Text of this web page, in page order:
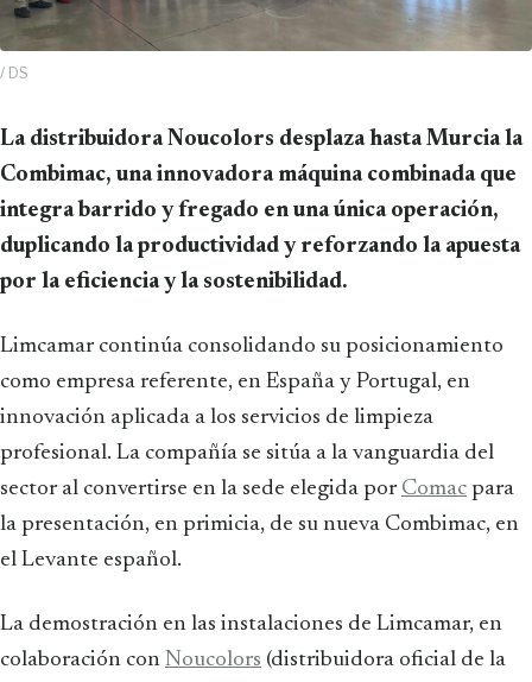
/ DS
La distribuidora Noucolors desplaza hasta Murcia la
Combimac, una innovadora máquina combinada que
integra barrido y fregado en una única operación,
duplicando la productividad y reforzando la apuesta
por la eficiencia y la sostenibilidad.
Limcamar continúa consolidando su posicionamiento
como empresa referente, en España y Portugal, en
innovación aplicada a los servicios de limpieza
profesional. La compañía se sitúa a la vanguardia del
sector al convertirse en la sede elegida por Comac para
la presentación, en primicia, de su nueva Combimac, en
el Levante español.
La demostración en las instalaciones de Limcamar, en
colaboración con Noucolors (distribuidora oficial de la